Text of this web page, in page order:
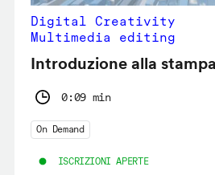
Digital Creativity
Multimedia editing
Introduzione alla
0:09 min
On Demand
ISCRIZIONI APERTE